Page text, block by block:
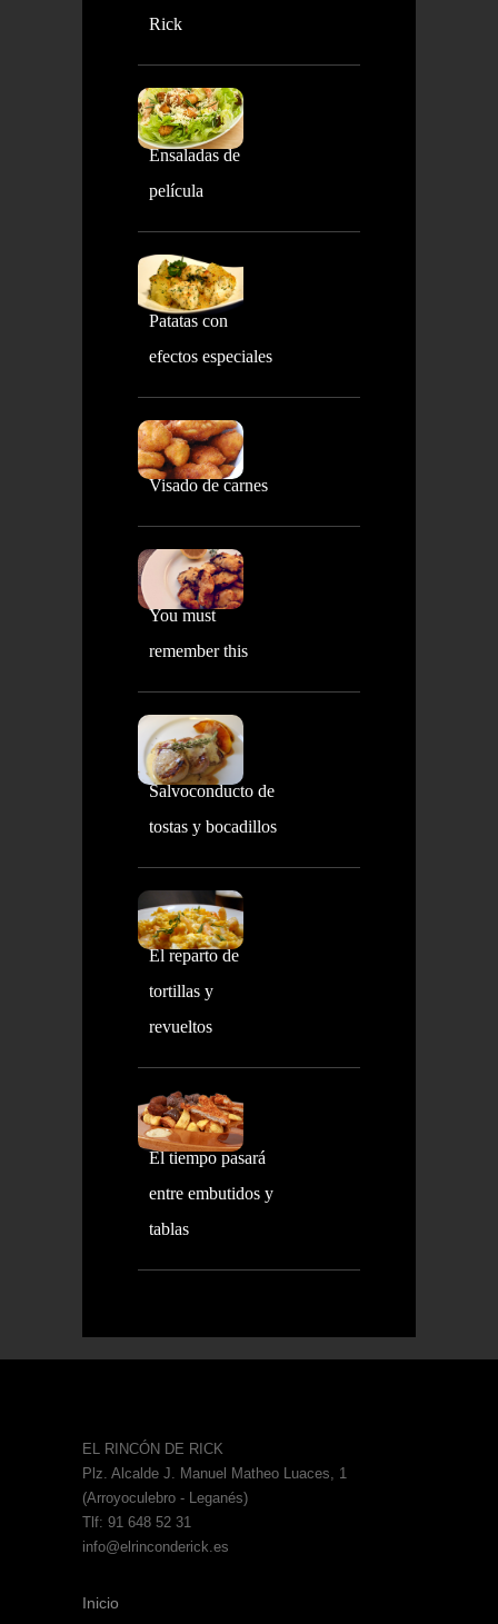
Rick
Ensaladas de
película
Patatas con
efectos especiales
Visado de carnes
You must
remember this
Salvoconducto de
tostas y bocadillos
El reparto de
tortillas y
revueltos
El tiempo pasará
entre embutidos y
tablas
EL RINCÓN DE RICK
Plz. Alcalde J. Manuel Matheo Luaces, 1
(Arroyoculebro - Leganés)
Tlf: 91 648 52 31
info@elrinconderick.es
Inicio